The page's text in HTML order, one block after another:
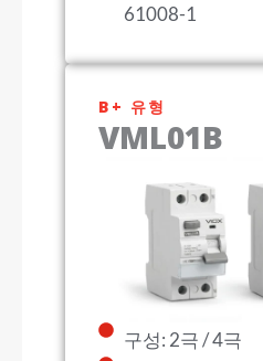
61008-1
B+ 유형
VML01B
구성: 2극 / 4극